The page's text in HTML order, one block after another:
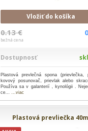
Vložiť do košíka
0.13 €
bežná cena
Dostupnosť
Plastová prevlečná spona (prievlečka,
kovový posunovač, prievlak alebo
Používa sa v galanterií , kynológii .
ce......viac
Plastová prevliečka